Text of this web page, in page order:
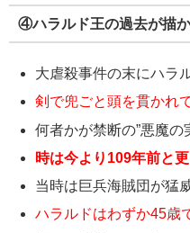
④ハラルド王の過去が描
大虐殺事件の末にハラ
剣で兜ごと頭を貫かれ
何者かが禁断の”悪魔の
時は今より109年前と
当時は巨兵海賊団が猛
ハラルドはわずか45歳